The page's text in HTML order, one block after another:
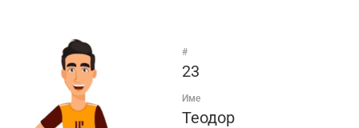
#
23
Име
Теодор